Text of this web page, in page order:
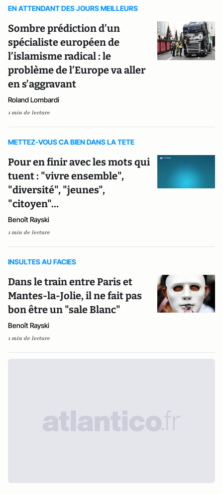
EN ATTENDANT DES JOURS MEILLEURS
Sombre prédiction d’un
spécialiste européen de
l’islamisme radical : le
problème de l’Europe va aller
en s’aggravant
Roland Lombardi
1 min de lecture
METTEZ-VOUS CA BIEN DANS LA TETE
Pour en finir avec les mots qui
tuent : "vivre ensemble",
"diversité", "jeunes",
"citoyen"…
Benoît Rayski
1 min de lecture
INSULTES AU FACIES
Dans le train entre Paris et
Mantes-la-Jolie, il ne fait pas
bon être un "sale Blanc"
Benoît Rayski
1 min de lecture